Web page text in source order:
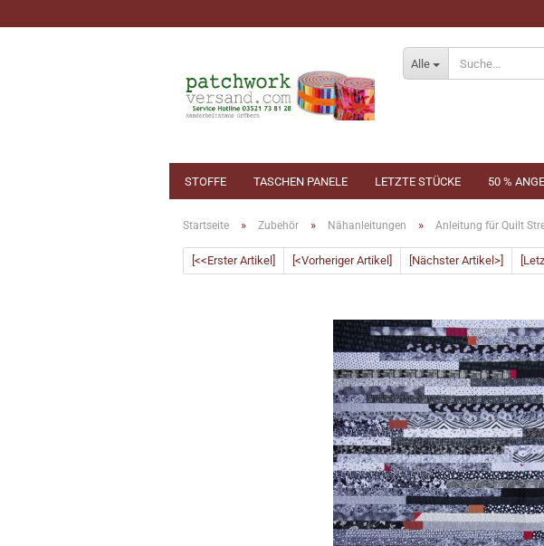
Alle
STOFFE TASCHEN PANELE LETZTE STÜCKE 50 %
Startseite » Zubehör » Nähanleitungen » Anleitung für Quilt
[<<Erster Artikel] [<Vorheriger Artikel] [Nächster Artikel>]